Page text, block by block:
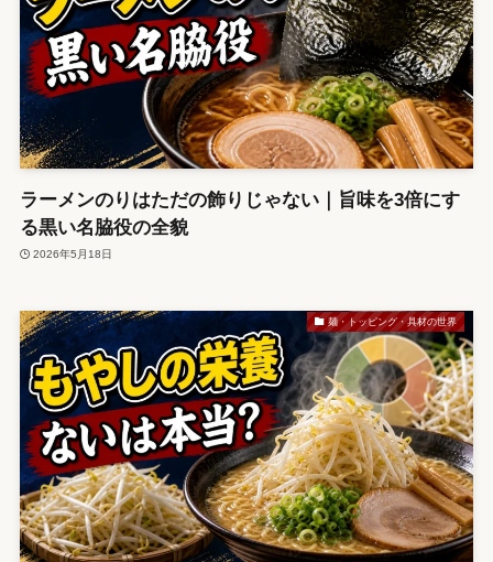
ラーメンのりはただの飾りじゃない｜旨味を3倍にす
る黒い名脇役の全貌
2026年5月18日
麺・トッピング・具材の世界